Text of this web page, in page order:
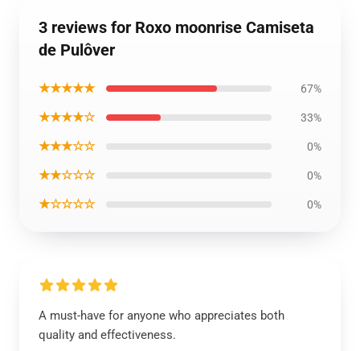
3 reviews for Roxo moonrise Camiseta
de Pulôver
★★★★★ 67%
★★★★☆ 33%
★★★☆☆ 0%
★★☆☆☆ 0%
★☆☆☆☆ 0%
A must-have for anyone who appreciates both
quality and effectiveness.